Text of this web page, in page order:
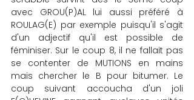
avec GROU(P)AL lui aussi préféré à
ROULAG(E) par exemple puisqu'il s'agit
d'un adjectif qu'il est possible de
féminiser. Sur le coup 8, il ne fallait pas
se contenter de MUTIONS en mains
mais chercher le B pour bitumer. Le
coup suivant accoucha d'un joli